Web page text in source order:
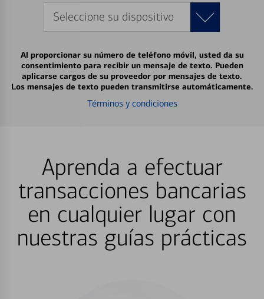
Seleccione su dispositivo
Al proporcionar su número de teléfono móvil, usted da su
consentimiento para recibir un mensaje de texto. Pueden
aplicarse cargos de su proveedor por mensajes de texto.
Los mensajes de texto pueden transmitirse automáticamente.
Términos y condiciones
Aprenda a efectuar
transacciones bancarias
en cualquier lugar con
nuestras guías prácticas